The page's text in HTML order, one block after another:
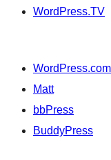
WordPress.TV
WordPress.com
Matt
bbPress
BuddyPress